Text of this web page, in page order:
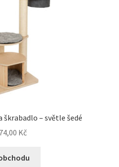
škrabadlo – světle šedé
Kč